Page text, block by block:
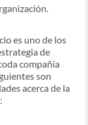
es uno de los
de
compañía
son
acerca de la